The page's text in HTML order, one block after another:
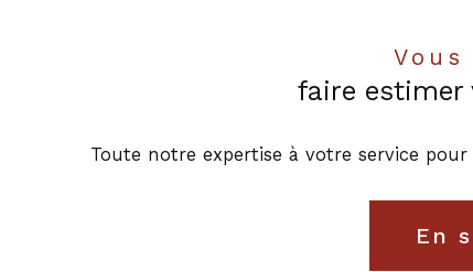
faire estimer
Toute notre expertise à votre service
En